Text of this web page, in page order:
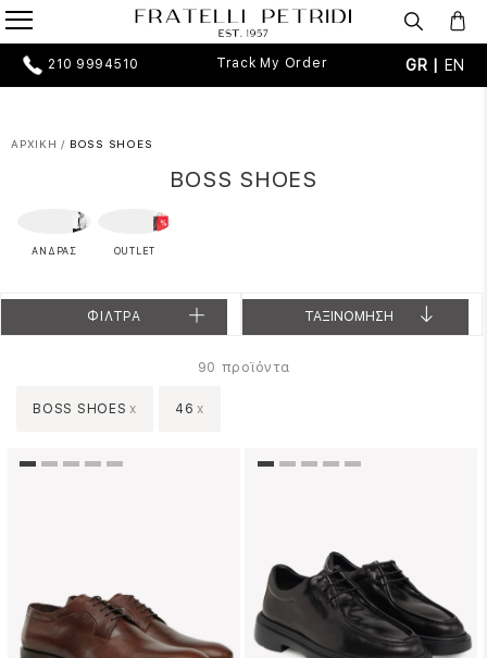
210 9994510 Track My Order GR | EN
ΑΡΧΙΚΗ / BOSS SHOES
BOSS SHOES
ΑΝΔΡΑΣ OUTLET
ΦΙΛΤΡΑ ΤΑΞΙΝΟΜΗΣΗ
90 προϊόντα
BOSS SHOES x 46 x